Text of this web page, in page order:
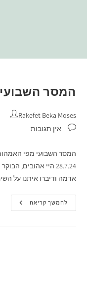
המסר השבועי 28.7.24
Rakefet Beka Moses
אין תגובות
המסר השבועי מפי
28.7.24 היי אהובים,
אדמה ודיברו איתנו על
להמשך קריאה